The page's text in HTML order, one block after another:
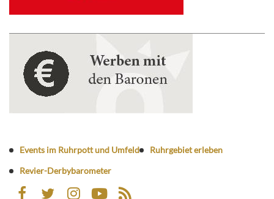
Events im Ruhrpott und Umfeld
Ruhrgebiet erleben
Revier-Derbybarometer